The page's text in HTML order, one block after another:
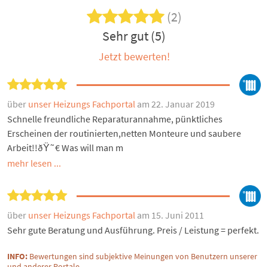
(2)
Sehr gut (5)
Jetzt bewerten!
über unser Heizungs Fachportal am 22. Januar 2019
Schnelle freundliche Reparaturannahme, pünktliches
Erscheinen der routinierten,netten Monteure und saubere
Arbeit!!ðŸ˜€ Was will man m
mehr lesen ...
über unser Heizungs Fachportal am 15. Juni 2011
Sehr gute Beratung und Ausführung. Preis / Leistung = perfekt.
INFO: Bewertungen sind subjektive Meinungen von Benutzern unserer